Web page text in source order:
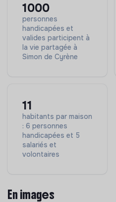
1000
personnes
handicapées et
valides participent à
la vie partagée à
Simon de Cyrène
11
habitants par maison
: 6 personnes
handicapées et 5
salariés et
volontaires
En images